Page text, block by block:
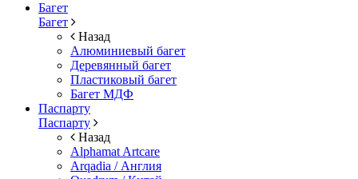
Багет
Багет
Назад
Алюминиевый багет
Деревянный багет
Пластиковый багет
Багет МДФ
Паспарту
Паспарту
Назад
Alphamat Artcare
Arqadia / Англия